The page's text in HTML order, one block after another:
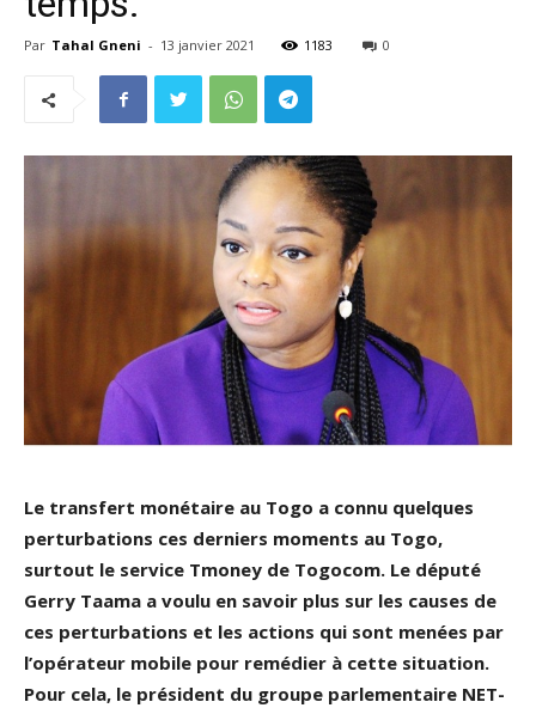
Par Tahal Gneni - 13 janvier 2021 1183 0
Le transfert monétaire au Togo a connu quelques
perturbations ces derniers moments au Togo,
surtout le service Tmoney de Togocom. Le député
Gerry Taama a voulu en savoir plus sur les causes de
ces perturbations et les actions qui sont menées par
l’opérateur mobile pour remédier à cette situation.
Pour cela, le président du groupe parlementaire NET-